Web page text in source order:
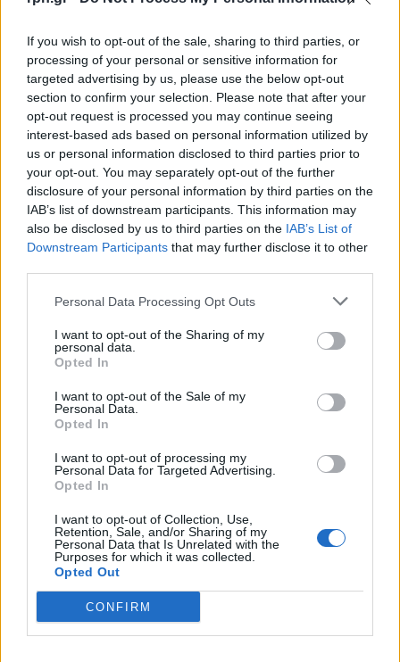
If you wish to opt-out of the sale, sharing to third parties, or
processing of your personal or sensitive information for
targeted advertising by us, please use the below opt-out
section to confirm your selection. Please note that after your
opt-out request is processed you may continue seeing
interest-based ads based on personal information utilized by
us or personal information disclosed to third parties prior to
your opt-out. You may separately opt-out of the further
disclosure of your personal information by third parties on the
IAB’s list of downstream participants. This information may
also be disclosed by us to third parties on the IAB’s List of
Downstream Participants that may further disclose it to other
Personal Data Processing Opt Outs
I want to opt-out of the Sharing of my
personal data.
Opted In
I want to opt-out of the Sale of my
Personal Data.
Opted In
I want to opt-out of processing my
Personal Data for Targeted Advertising.
Opted In
I want to opt-out of Collection, Use,
Retention, Sale, and/or Sharing of my
Personal Data that Is Unrelated with the
Purposes for which it was collected.
Opted Out
CONFIRM